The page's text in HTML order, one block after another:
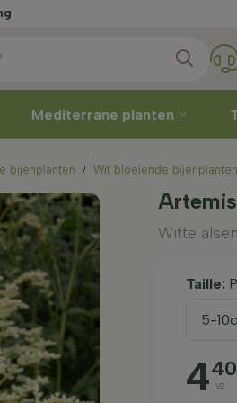
Mediterrane planten
bijenplanten Wit bloeiende bijenplanten
Witte
Taille:
5-
440
va